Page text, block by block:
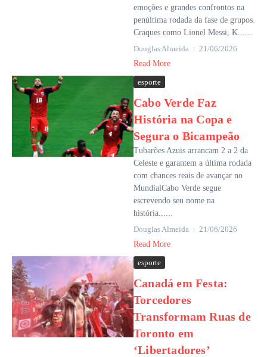
emoções e grandes confrontos na
penúltima rodada da fase de grupos.
Craques como Lionel Messi, K......
Douglas Almeida
21/06/2026
Read More
esporte
Cabo Verde Faz
História na Copa e
Segura o Bicampeão
Tubarões Azuis arrancam 2 a 2 da
Celeste e garantem a última rodada
com chances reais de avançar no
MundialCabo Verde segue
escrevendo seu nome na
história......
Douglas Almeida
21/06/2026
Read More
esporte
Canadá em Festa:
Torcedores
Transformam Ruas de
Toronto em
‘Libertadores’